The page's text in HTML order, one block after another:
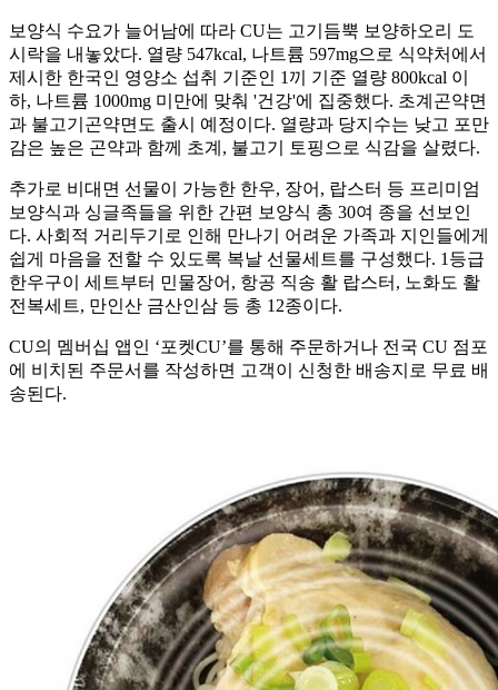
보양식 수요가 늘어남에 따라 CU는 고기듬뿍 보양하오리 도
시락을 내놓았다. 열량 547kcal, 나트륨 597mg으로 식약처에서
제시한 한국인 영양소 섭취 기준인 1끼 기준 열량 800kcal 이
하, 나트륨 1000mg 미만에 맞춰 '건강'에 집중했다. 초계곤약면
과 불고기곤약면도 출시 예정이다. 열량과 당지수는 낮고 포만
감은 높은 곤약과 함께 초계, 불고기 토핑으로 식감을 살렸다.
추가로 비대면 선물이 가능한 한우, 장어, 랍스터 등 프리미엄
보양식과 싱글족들을 위한 간편 보양식 총 30여 종을 선보인
다. 사회적 거리두기로 인해 만나기 어려운 가족과 지인들에게
쉽게 마음을 전할 수 있도록 복날 선물세트를 구성했다. 1등급
한우구이 세트부터 민물장어, 항공 직송 활 랍스터, 노화도 활
전복세트, 만인산 금산인삼 등 총 12종이다.
CU의 멤버십 앱인 ‘포켓CU’를 통해 주문하거나 전국 CU 점포
에 비치된 주문서를 작성하면 고객이 신청한 배송지로 무료 배
송된다.